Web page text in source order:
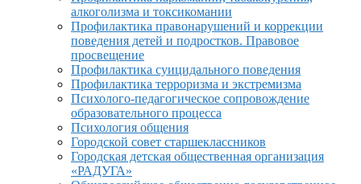
алкоголизма и токсикомании
Профилактика правонарушений и коррекции
поведения детей и подростков. Правовое
просвещение
Профилактика суицидального поведения
Профилактика терроризма и экстремизма
Психолого-педагогическое сопровождение
образовательного процесса
Психология общения
Городской совет старшеклассников
Городская детская общественная организация
«РАДУГА»